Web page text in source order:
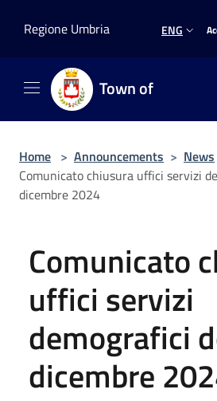
Regione Umbria
ENG
Town of
Home > Announcements > News
Comunicato chiusura uffici servizi
dicembre 2024
Comunicato
uffici servizi
demografici
dicembre